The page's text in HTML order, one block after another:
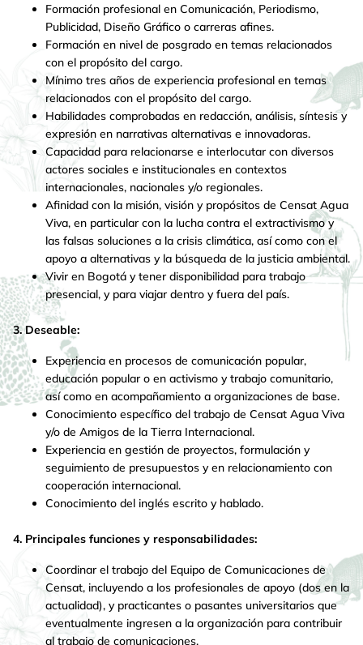
Formación profesional en Comunicación, Periodismo,
Publicidad, Diseño Gráfico o carreras afines.
Formación en nivel de posgrado en temas relacionados
con el propósito del cargo.
Mínimo tres años de experiencia profesional en temas
relacionados con el propósito del cargo.
Habilidades comprobadas en redacción, análisis, síntesis y
expresión en narrativas alternativas e innovadoras.
Capacidad para relacionarse e interlocutar con diversos
actores sociales e institucionales en contextos
internacionales, nacionales y/o regionales.
Afinidad con la misión, visión y propósitos de Censat Agua
Viva, en particular con la lucha contra el extractivismo y
las falsas soluciones a la crisis climática, así como con el
apoyo a alternativas y la búsqueda de la justicia ambiental.
Vivir en Bogotá y tener disponibilidad para trabajo
presencial, y para viajar dentro y fuera del país.
3. Deseable:
Experiencia en procesos de comunicación popular,
educación popular o en activismo y trabajo comunitario,
así como en acompañamiento a organizaciones de base.
Conocimiento específico del trabajo de Censat Agua Viva
y/o de Amigos de la Tierra Internacional.
Experiencia en gestión de proyectos, formulación y
seguimiento de presupuestos y en relacionamiento con
cooperación internacional.
Conocimiento del inglés escrito y hablado.
4. Principales funciones y responsabilidades:
Coordinar el trabajo del Equipo de Comunicaciones de
Censat, incluyendo a los profesionales de apoyo (dos en la
actualidad), y practicantes o pasantes universitarios que
eventualmente ingresen a la organización para contribuir
al trabajo de comunicaciones.